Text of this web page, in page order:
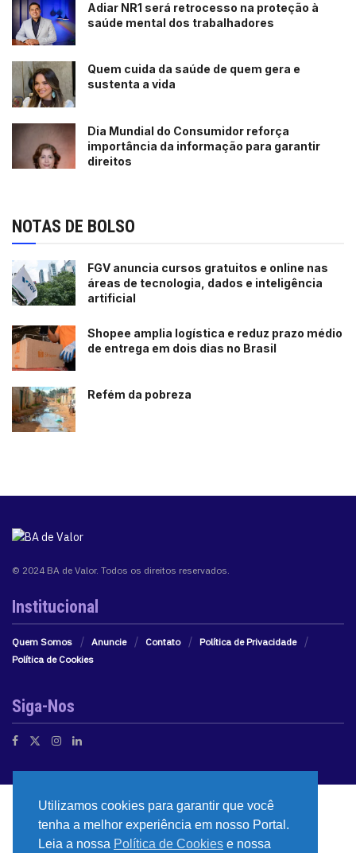
Adiar NR1 será retrocesso na proteção à
saúde mental dos trabalhadores
Quem cuida da saúde de quem gera e
sustenta a vida
Dia Mundial do Consumidor reforça
importância da informação para garantir
direitos
NOTAS DE BOLSO
FGV anuncia cursos gratuitos e online nas
áreas de tecnologia, dados e inteligência
artificial
Shopee amplia logística e reduz prazo médio
de entrega em dois dias no Brasil
Refém da pobreza
© 2024 BA de Valor. Todos os direitos reservados.
Institucional
Quem Somos Anuncie Contato
Política de Privacidade
Política de Cookies
Siga-Nos
Utilizamos cookies para garantir que você
tenha a melhor experiência em nosso Portal.
Leia a nossa Política de Cookies e nossa